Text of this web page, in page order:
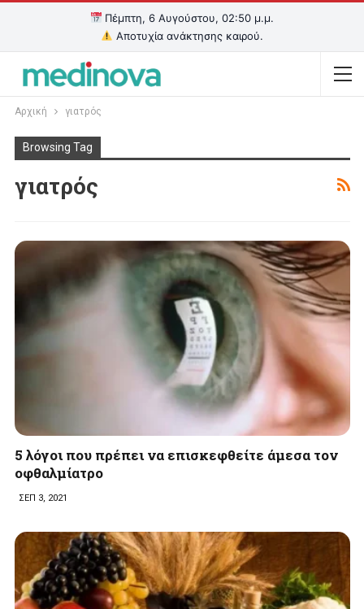
Πέμπτη, 6 Αυγούστου, 02:50 μ.μ.
Αποτυχία ανάκτησης καιρού.
Αρχική γιατρός
Browsing Tag
γιατρός
5 λόγοι που πρέπει να επισκεφθείτε άμεσα τον
οφθαλμίατρο
ΣΕΠ 3, 2021